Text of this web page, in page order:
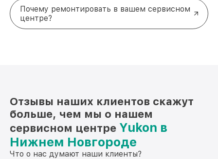
работ устройство проходит финальную проверку
на работоспособность. Все работы выполняются в
кратчайшие сроки, чтобы вернуть ваше
Телефон: +7 (831) 238-94-25
Адрес: Советская площадь, 3, этаж 1
Почему ремонтировать в вашем сервисном
центре?
Отзывы наших клиентов скажут
больше, чем мы о нашем
сервисном центре Yukon в
Нижнем Новгороде
Что о нас думают наши клиенты?